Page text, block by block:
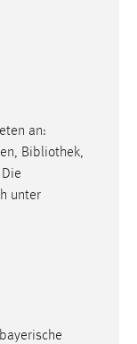
an:
Bibliothek,
unter